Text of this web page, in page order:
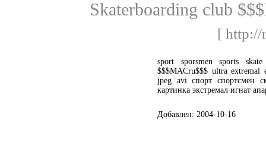
Skaterboarding club
[ http://
sport sporsmen sports
$$$MACru$$$ ultra
jpeg avi спорт спортсмен
картинка экстремал игнат
Добавлен: 2004-10-16